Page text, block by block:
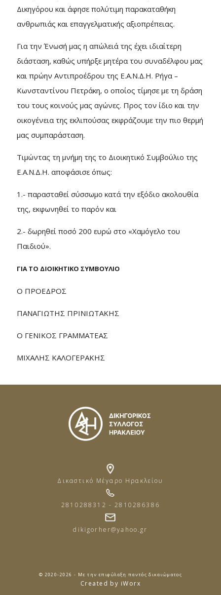
Δικηγόρου και άφησε πολύτιμη παρακαταθήκη
ανθρωπιάς και επαγγελματικής αξιοπρέπειας.
Για την Ένωσή μας η απώλειά της έχει ιδιαίτερη
διάσταση, καθώς υπήρξε μητέρα του συναδέλφου μας
και πρώην Αντιπροέδρου της Ε.Α.Ν.Δ.Η. Ρήγα –
Κωνσταντίνου Πετράκη, ο οποίος τίμησε με τη δράση
του τους κοινούς μας αγώνες. Προς τον ίδιο και την
οικογένεια της εκλιπούσας εκφράζουμε την πιο θερμή
μας συμπαράσταση.
Τιμώντας τη μνήμη της το Διοικητικό Συμβούλιο της
Ε.Α.Ν.Δ.Η. αποφάσισε όπως:
1.- παρασταθεί σύσσωμο κατά την εξόδιο ακολουθία
της, εκφωνηθεί το παρόν και
2.- δωρηθεί ποσό 200 ευρώ στο «Χαμόγελο του
Παιδιού».
ΓΙΑ ΤΟ ΔΙΟΙΚΗΤΙΚΟ ΣΥΜΒΟΥΛΙΟ
Ο ΠΡΟΕΔΡΟΣ
ΠΑΝΑΓΙΩΤΗΣ ΠΡΙΝΙΩΤΑΚΗΣ
Ο ΓΕΝΙΚΟΣ ΓΡΑΜΜΑΤΕΑΣ
ΜΙΧΑΛΗΣ ΚΑΛΟΓΕΡΑΚΗΣ
Δικαστικό Μέγαρο Ηρακλείου
2810288312 - 2810286386
dikigorher@yahoo.gr
© 2020-2026 - Με την επιφύλαξη παντός δικαιώματος
Created by iWorx